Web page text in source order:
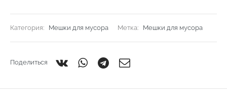
Категория: Мешки для мусора Метка: Мешки для мусора
Поделиться